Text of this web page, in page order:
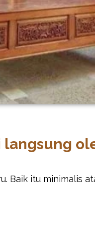
langsung
Baik itu minimalis